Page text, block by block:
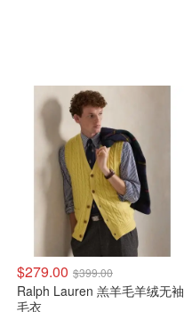
$279.00 $399.00
Ralph Lauren 羔羊毛羊绒无袖
毛衣